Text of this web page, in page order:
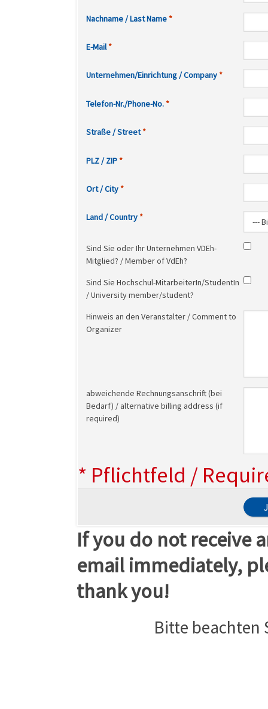
Nachname / Last Name
E-Mail
Unternehmen/Einrichtung / Company
Telefon-Nr./Phone-No.
Straße / Street
PLZ / ZIP
Ort / City
Land / Country
Sind Sie oder Ihr Unternehmen VDEh-
Mitglied? / Member of VdEh?
Sind Sie Hochschul-MitarbeiterIn/StudentIn
/ University member/student?
Hinweis an den Veranstalter / Comment to
Organizer
abweichende Rechnungsanschrift (bei
Bedarf) / alternative billing address (if
required)
* Pflichtfeld /
If you do not receive
email immediately,
thank you!
Bitte beachten